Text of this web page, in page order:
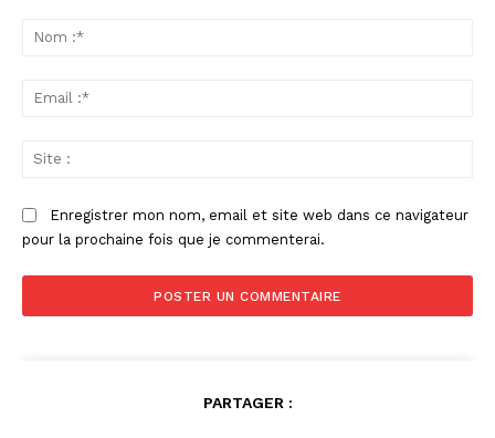
Enregistrer mon nom, email et site web dans ce navigateur
pour la prochaine fois que je commenterai.
PARTAGER :